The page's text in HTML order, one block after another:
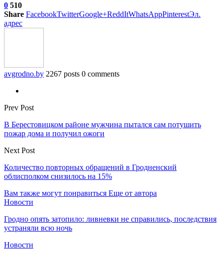
0 510
Share FacebookTwitterGoogle+ReddItWhatsAppPinterestЭл.
адрес
avgrodno.by 2267 posts 0 comments
Prev Post
В Берестовицком районе мужчина пытался сам потушить
пожар дома и получил ожоги
Next Post
Количество повторных обращений в Гродненский
облисполком снизилось на 15%
Вам также могут понравиться Еще от автора
Новости
Гродно опять затопило: ливневки не справились, последствия
устраняли всю ночь
Новости